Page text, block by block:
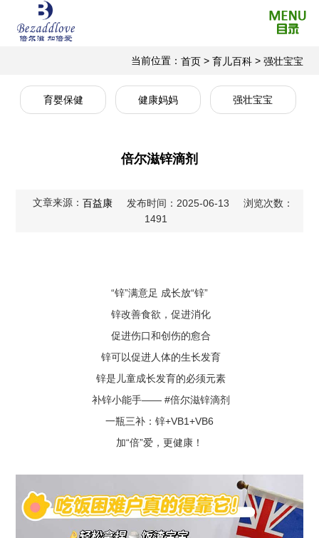
当前位置： 首页> 育儿百科> 强壮宝宝
育婴保健 健康妈妈 强壮宝宝
倍尔滋锌滴剂
文章来源： 百益康 发布时间：2025-06-13
浏览次数：
1491
“锌”满意足 成长放“锌”
锌改善食欲，促进消化
促进伤口和创伤的愈合
锌可以促进人体的生长发育
锌是儿童成长发育的必须元素
补锌小能手—— #倍尔滋锌滴剂
一瓶三补：锌+VB1+VB6
加“倍”爱，更健康！